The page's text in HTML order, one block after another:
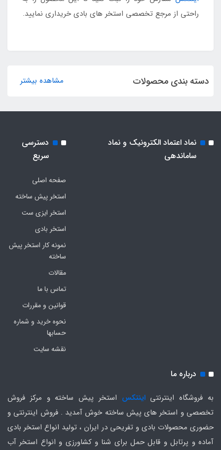
راحتی از مرجع تخصصی استخر های بادی خریداری نمایید.
دسته بندی محصولات مشاهده بیشتر
نماد اعتماد الکترونیک و نماد
ساماندهی
دسترسی
سریع
صفحه اصلی
استخر پیش ساخته
استخر ایزی ست
استخر بادی
نمونه کار استخر پیش
ساخته
مقالات
تماس با ما
قوانین و مقررات
نحوه خرید و شماره
حسابها
نقشه سایت
درباره ما
به فروشگاه اینترنتیاینتکس استخر پیش ساخته و مرکز فروش
تخصصی و استخر های پیش ساخته خوش آمدید . فروش اینترنتی و
حضوری محصولات بادی و تفریحی در ایران ، تولید انواع استخر بادی
آماده و پرتابل و قابل حمل برای شنا و کشاورزی و انواع استخر آب